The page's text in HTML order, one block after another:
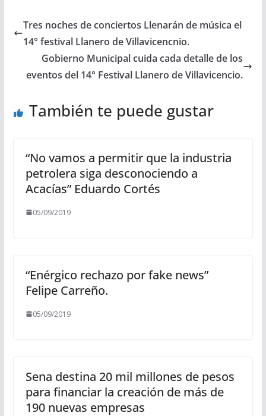
Tres noches de conciertos Llenarán de música el
14° festival Llanero de Villavicencnio.
Gobierno Municipal cuida cada detalle de los
eventos del 14° Festival Llanero de Villavicencio.
También te puede gustar
“No vamos a permitir que la industria
petrolera siga desconociendo a
Acacías” Eduardo Cortés
05/09/2019
“Enérgico rechazo por fake news”
Felipe Carreño.
05/09/2019
Sena destina 20 mil millones de pesos
para financiar la creación de más de
190 nuevas empresas